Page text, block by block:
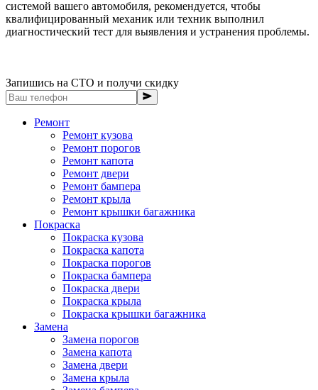
системой вашего автомобиля, рекомендуется, чтобы
квалифицированный механик или техник выполнил
диагностический тест для выявления и устранения проблемы.
Запишись на СТО и получи скидку
Ремонт
Ремонт кузова
Ремонт порогов
Ремонт капота
Ремонт двери
Ремонт бампера
Ремонт крыла
Ремонт крышки багажника
Покраска
Покраска кузова
Покраска капота
Покраска порогов
Покраска бампера
Покраска двери
Покраска крыла
Покраска крышки багажника
Замена
Замена порогов
Замена капота
Замена двери
Замена крыла